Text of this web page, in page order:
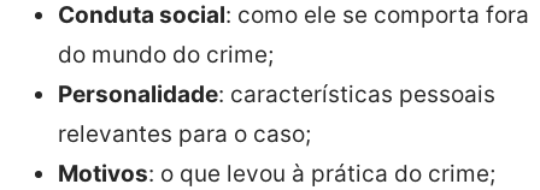
Conduta social: como ele se comporta fora
do mundo do crime;
Personalidade: características pessoais
relevantes para o caso;
Motivos: o que levou à prática do crime;